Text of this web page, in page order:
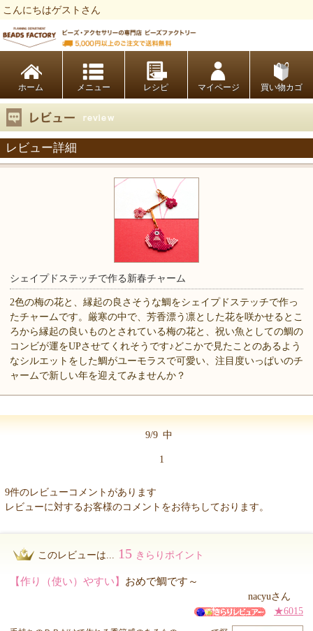
こんにちはゲストさん
ホーム レシピ マイページ 買い物カゴ
レビュー詳細
シェイプドステッチで作る新春チャーム
2色の梅の花と、縁起の良さそうな鯛をシェイプドステッチで作っ
たチャームです。厳寒の中で、芳香漂う凛とした花を咲かせるとこ
ろから縁起の良いものとされている梅の花と、祝い魚としての鯛の
コンビが運をUPさせてくれそうです♪どこかで見たことのあるよう
なシルエットをした鯛がユーモラスで可愛い、注目度いっぱいのチ
ャームで新しい年を迎えてみませんか？
9/9 中
1
9件のレビューコメントがあります
レビューに対するお客様のコメントをお待ちしております。
このレビューは... 15 きらりポイント
【作り（使い）やすい】 おめで鯛です～
nacyuさん
★6015